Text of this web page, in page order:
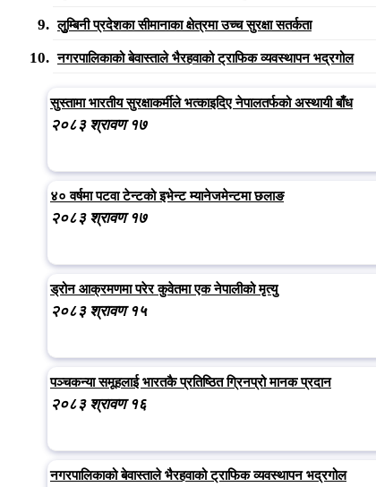
लुुम्बिनी प्रदेशका सीमानाका क्षेत्रमा उच्च सुरक्षा सतर्कता
नगरपालिकाको बेवास्ताले भैरहवाको ट्राफिक व्यवस्थापन भद्रगोल
सुस्तामा भारतीय सुरक्षाकर्मीले भत्काइदिए नेपालतर्फको अस्थायी बाँध
२०८३ श्रावण १७
४० वर्षमा पटवा टेन्टको इभेन्ट म्यानेजमेन्टमा छलाङ
२०८३ श्रावण १७
ड्रोन आक्रमणमा परेर कुवेतमा एक नेपालीको मृत्यु
२०८३ श्रावण १५
पञ्चकन्या समूहलाई भारतकै प्रतिष्ठित ग्रिनप्रो मानक प्रदान
२०८३ श्रावण १६
नगरपालिकाको बेवास्ताले भैरहवाको ट्राफिक व्यवस्थापन भद्रगोल